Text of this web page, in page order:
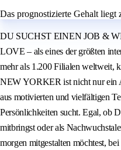
Das prognostizierte Gehalt liegt
DU SUCHST EINEN JOB &
LOVE – als eines der größten
mehr als 1.200 Filialen weltweit,
NEW YORKER ist nicht nur ein
aus motivierten und vielfältigen
Persönlichkeiten sucht. Egal, ob
mitbringst oder als
morgen mitgestalten möchtest,